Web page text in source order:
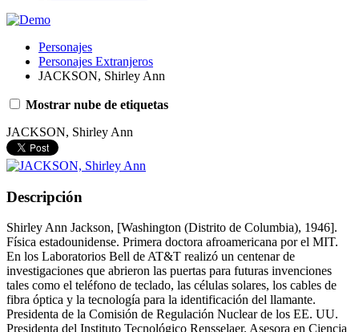
Personajes
Personajes Extranjeros
JACKSON, Shirley Ann
Mostrar nube de etiquetas
JACKSON, Shirley Ann
Descripción
Shirley Ann Jackson, [Washington (Distrito de Columbia), 1946].
Física estadounidense. Primera doctora afroamericana por el MIT.
En los Laboratorios Bell de AT&T realizó un centenar de
investigaciones que abrieron las puertas para futuras invenciones
tales como el teléfono de teclado, las células solares, los cables de
fibra óptica y la tecnología para la identificación del llamante.
Presidenta de la Comisión de Regulación Nuclear de los EE. UU.
Presidenta del Instituto Tecnológico Rensselaer. Asesora en Ciencia